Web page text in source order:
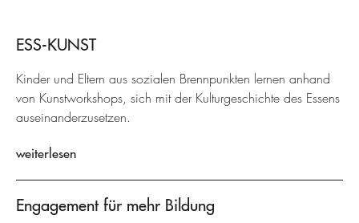
ESS-KUNST
Kinder und Eltern aus sozialen Brennpunkten lernen anhand
von Kunstworkshops, sich mit der Kulturgeschichte des Essens
auseinanderzusetzen.
weiterlesen
Engagement für mehr Bildung